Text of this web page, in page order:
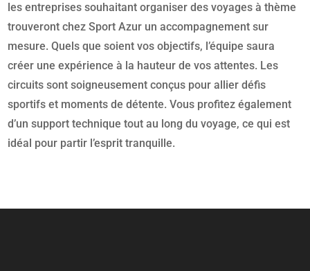
les entreprises souhaitant organiser des voyages à thème
trouveront chez Sport Azur un accompagnement sur
mesure. Quels que soient vos objectifs, l’équipe saura
créer une expérience à la hauteur de vos attentes. Les
circuits sont soigneusement conçus pour allier défis
sportifs et moments de détente. Vous profitez également
d’un support technique tout au long du voyage, ce qui est
idéal pour partir l’esprit tranquille.